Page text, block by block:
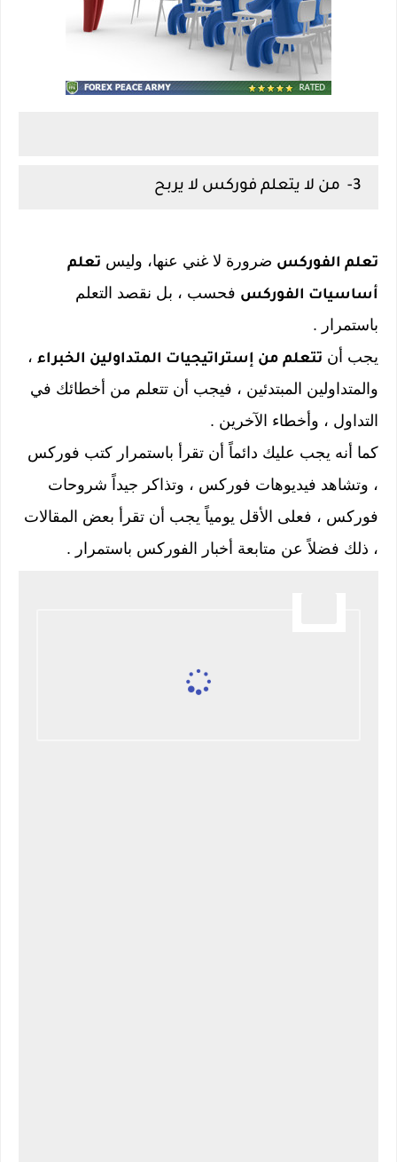
3- من لا يتعلم فوركس لا يربح
تعلم الفوركس ضرورة لا غني عنها، وليس تعلم
أساسيات الفوركس فحسب ، بل نقصد التعلم
باستمرار .
يجب أن تتعلم من إستراتيجيات المتداولين الخبراء ،
والمتداولين المبتدئين ، فيجب أن تتعلم من أخطائك في
التداول ، وأخطاء الآخرين .
كما أنه يجب عليك دائماً أن تقرأ باستمرار كتب فوركس
، وتشاهد فيديوهات فوركس ، وتذاكر جيداً شروحات
فوركس ، فعلى الأقل يومياً يجب أن تقرأ بعض المقالات
، ذلك فضلاً عن متابعة أخبار الفوركس باستمرار .